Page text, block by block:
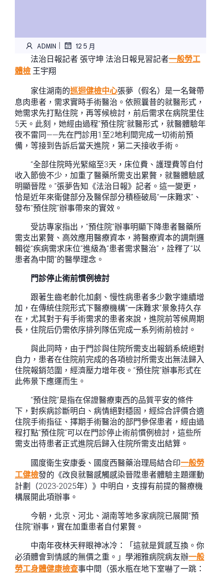
ADMIN | 12 5 月
法治日報記者 張守坤 法治日報見習記者一般勞工
體檢 王宇翔
家住湖南的巡迴健檢中心張夢（假名）是一名聲帶
息肉患者，需求實時手術醫治。依照曩昔的就醫形式，
她需求先打點住院，再等候檢討，前后需求在病院里住
5天。此刻，她經由過程“預住院”就醫形式，就醫體驗年
夜不雷同——先在門診用1至2地利間完成一切術前預
備，等接到告訴后當天進院，第二天接收手術。
“全部住院時光緊縮至3天，床位費、護理費等自付
收入節儉不少，加重了醫藥所需支出累贅，就醫體驗感
明顯晉陞。”張夢告知《法治日報》記者。這一變更，
恰是近年來衛健部分及醫保部分積極破局“一床難求”、
發布“預住院”辦事帶來的實效。
受訪專家指出，“預住院”辦事明顯下降患者醫藥所
需支出累贅、高效應用醫療資本，將醫療資本的調劑邏
輯從“疾病需求床位”進級為“患者需求醫治”，詮釋了“以
患者為中間”的醫學理念。
門診停止術前慣例檢討
跟著生齒老齡化加劇、慢性病患者多少數字連續增
加，在傳統住院形式下醫療機構“一床難求”景象持久存
在，尤其對于有手術需求的患者來說，進院前等候周期
長，住院后仍需依序排列隊伍完成一系列術前檢討。
與此同時，由于門診與住院所需支出報銷系統絕對
自力，患者在住院前完成的各項檢討所需支出無法歸入
住院報銷范圍，經濟壓力增年夜。“預住院”辦事形式在
此佈景下應運而生。
“預住院”是指在保證醫療東西的品質平安的條件
下，對疾病診斷明白、病情絕對穩固，經綜合評價合適
住院手術指征、擇期手術醫治的部門參保患者，經由過
程打點“預住院”可以在門診停止術前慣例檢討，這些所
需支出待患者正式進院后歸入住院所需支出結算。
國度衛生安康委、國度西醫藥治理局結合印一般勞
工健檢發的《改良就醫感觸感染晉陞患者體驗主題運動
計劃（2023-2025年）》中明白，支撐有前提的醫療機
構展開此項辦事。
今朝，北京、河北、湖南等地多家病院已展開“預
住院”辦事，實在加重患者自付累贅。
中南年夜林天秤眼神冰冷：「這就是質感互換。你
必須體會到情感的無價之重。」學湘雅病院病友辦一般
勞工身體健康檢查事中間（張水瓶在地下室嚇了一跳：